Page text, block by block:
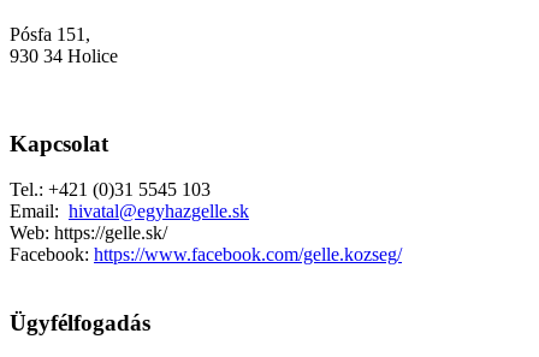
Pósfa 151,
930 34 Holice
Kapcsolat
Tel.: +421 (0)31 5545 103
Email: hivatal@egyhazgelle.sk
Web: https://gelle.sk/
Facebook: https://www.facebook.com/gelle.kozseg/
Ügyfélfogadás